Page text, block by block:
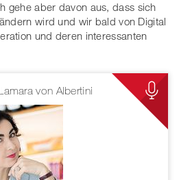
gehe aber davon aus, dass sich
wird und wir bald von Digital
und deren interessanten
von Albertini